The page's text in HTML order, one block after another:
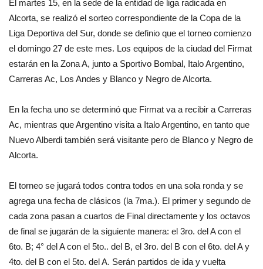
El martes 15, en la sede de la entidad de liga radicada en
Alcorta, se realizó el sorteo correspondiente de la Copa de la
Liga Deportiva del Sur, donde se definio que el torneo comienzo
el domingo 27 de este mes. Los equipos de la ciudad del Firmat
estarán en la Zona A, junto a Sportivo Bombal, Italo Argentino,
Carreras Ac, Los Andes y Blanco y Negro de Alcorta.
En la fecha uno se determinó que Firmat va a recibir a Carreras
Ac, mientras que Argentino visita a Italo Argentino, en tanto que
Nuevo Alberdi también será visitante pero de Blanco y Negro de
Alcorta.
El torneo se jugará todos contra todos en una sola ronda y se
agrega una fecha de clásicos (la 7ma.). El primer y segundo de
cada zona pasan a cuartos de Final directamente y los octavos
de final se jugarán de la siguiente manera: el 3ro. del A con el
6to. B; 4° del A con el 5to.. del B, el 3ro. del B con el 6to. del A y
4to. del B con el 5to. del A. Serán partidos de ida y vuelta